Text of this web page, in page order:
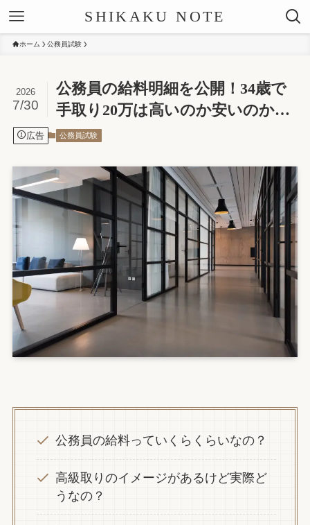
SHIKAKU NOTE
ホーム 公務員試験
公務員の給料明細を公開！34歳で
手取り20万は高いのか安いのか…
2026
7/30
広告 公務員試験
公務員の給料っていくらくらいなの？
高級取りのイメージがあるけど実際ど
うなの？